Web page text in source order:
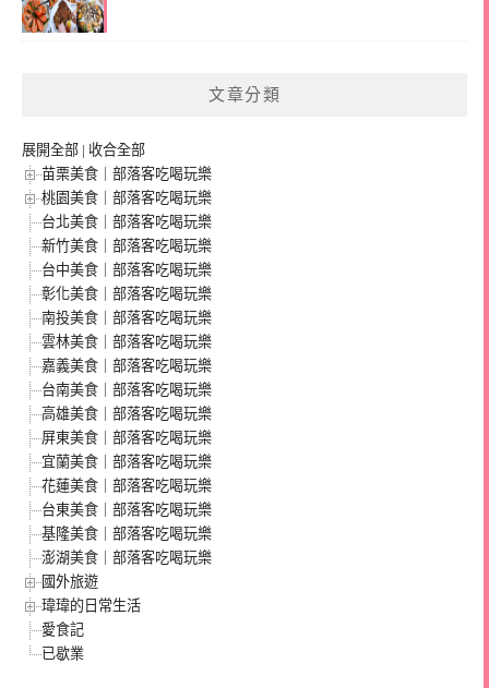
文章分類
展開全部 | 收合全部
苗栗美食｜部落客吃喝玩樂
桃園美食｜部落客吃喝玩樂
台北美食｜部落客吃喝玩樂
新竹美食｜部落客吃喝玩樂
台中美食｜部落客吃喝玩樂
彰化美食｜部落客吃喝玩樂
南投美食｜部落客吃喝玩樂
雲林美食｜部落客吃喝玩樂
嘉義美食｜部落客吃喝玩樂
台南美食｜部落客吃喝玩樂
高雄美食｜部落客吃喝玩樂
屏東美食｜部落客吃喝玩樂
宜蘭美食｜部落客吃喝玩樂
花蓮美食｜部落客吃喝玩樂
台東美食｜部落客吃喝玩樂
基隆美食｜部落客吃喝玩樂
澎湖美食｜部落客吃喝玩樂
國外旅遊
瑋瑋的日常生活
愛食記
已歇業